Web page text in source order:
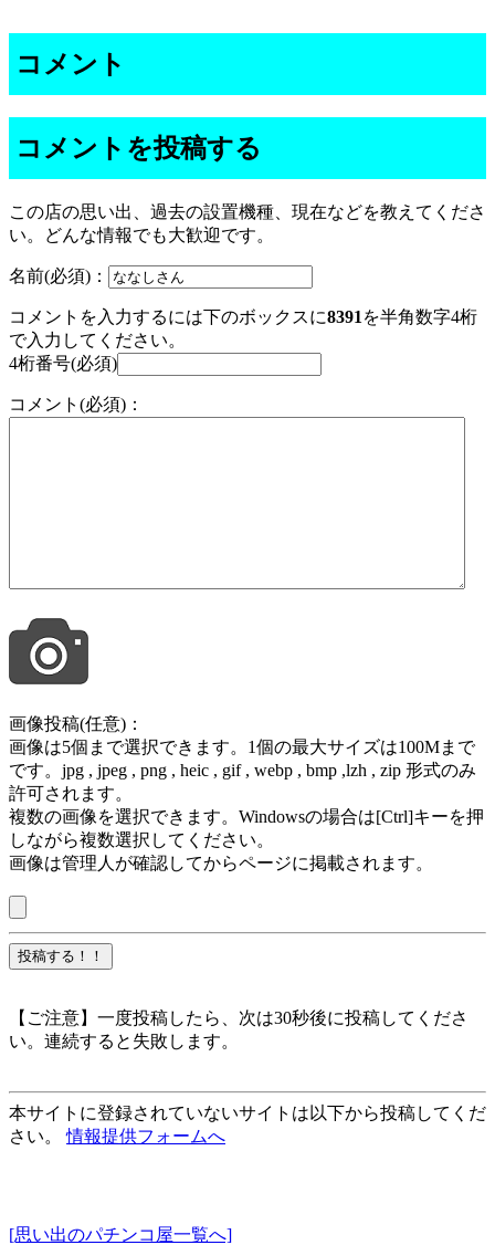
コメント
コメントを投稿する
この店の思い出、過去の設置機種、現在などを教えてくださ
い。どんな情報でも大歓迎です。
名前(必須)：
コメントを入力するには下のボックスに8391 を半角数字4桁
で入力してください。
4桁番号(必須)
コメント(必須)：
画像投稿(任意)：
画像は5個まで選択できます。1個の最大サイズは100Mまで
です。jpg , jpeg , png , heic , gif , webp , bmp ,lzh , zip 形式のみ
許可されます。
複数の画像を選択できます。Windowsの場合は[Ctrl]キーを押
しながら複数選択してください。
画像は管理人が確認してからページに掲載されます。
【ご注意】一度投稿したら、次は30秒後に投稿してくださ
い。連続すると失敗します。
本サイトに登録されていないサイトは以下から投稿してくだ
さい。情報提供フォームへ
[思い出のパチンコ屋一覧へ]